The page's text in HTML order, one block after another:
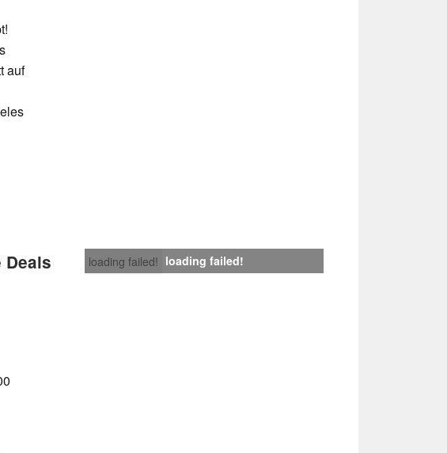
auf
loading failed! loading failed!
Deals